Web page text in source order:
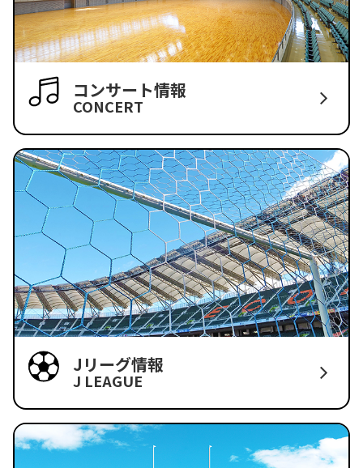
コンサート情報
CONCERT
Jリーグ情報
J LEAGUE